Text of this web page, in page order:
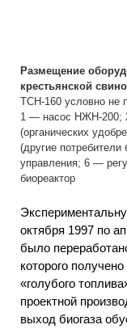
Размещение
крестьянской
ТСН-160 условно не
1 — насос НЖН-200;
(органических
(другие
управления; 6 —
биореактор
октября 1997 по
было
которого
«голубого
проектной
выход биогаза